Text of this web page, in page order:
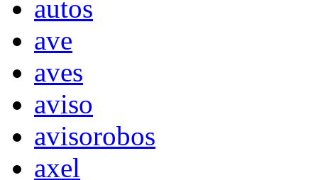
autos
ave
aves
aviso
avisorobos
axel